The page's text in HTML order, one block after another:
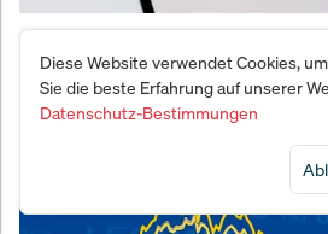
Michael Burry hält das
Diese Website verwendet Cookies,
Sie die beste Erfahrung auf unserer
Datenschutz-Bestimmungen